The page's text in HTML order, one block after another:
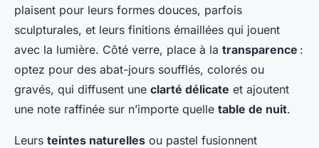
plaisent pour leurs formes douces, parfois
sculpturales, et leurs finitions émaillées qui jouent
avec la lumière. Côté verre, place à la transparence :
optez pour des abat-jours soufflés, colorés ou
gravés, qui diffusent une clarté délicate et ajoutent
une note raffinée sur n’importe quelle table de nuit.
Leurs teintes naturelles ou pastel fusionnent